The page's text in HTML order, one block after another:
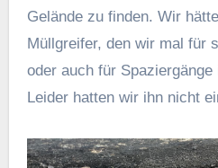
Gelände zu finden. Wir
Müllgreifer, den wir mal für
oder auch für
Leider hatten wir ihn nicht